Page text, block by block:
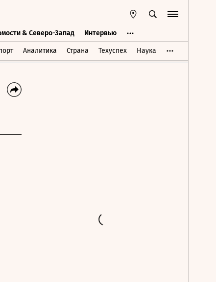
& Северо-Запад Интервью
Аналитика Страна Техуспех Наука
& Северо-Запад Интервью